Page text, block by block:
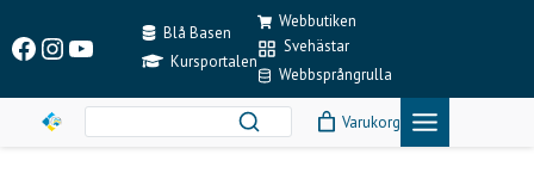
content
Facebook
Instagram
YouTubeBlå Basen
Kursportalen
Webbutiken
Svehästar
Webbsprångrulla
Varukorg